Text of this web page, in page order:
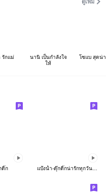
ดูเพิ่ม
รักแม่
นานิ เป็นกำลังใจ
ให้
โซแบ สุดน่
ดิ๊ก แป้งน้ำ-ดุ๊กดิ๊กน่ารักทุกวัน อิโมจิ